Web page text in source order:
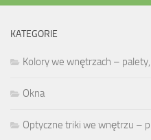
KATEGORIE
Kolory we wnętrzach –
Okna
Optyczne triki we wnętrzu –